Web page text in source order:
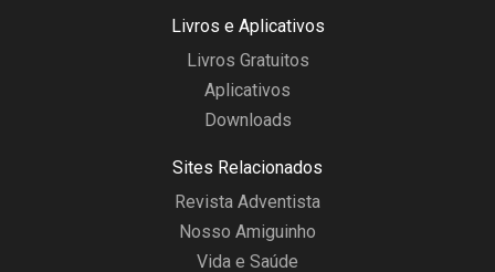
Livros e Aplicativos
Livros Gratuitos
Aplicativos
Downloads
Sites Relacionados
Revista Adventista
Nosso Amiguinho
Vida e Saúde